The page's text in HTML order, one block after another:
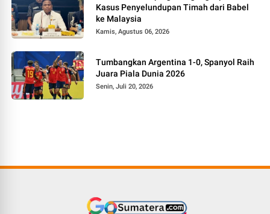
Kasus Penyelundupan Timah dari Babel
ke Malaysia
Kamis, Agustus 06, 2026
Tumbangkan Argentina 1-0, Spanyol Raih
Juara Piala Dunia 2026
Senin, Juli 20, 2026